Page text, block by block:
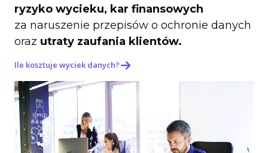
ryzyko wycieku, kar finansowych
za naruszenie przepisów o ochronie danych
oraz utraty zaufania klientów.
Ile kosztuje wyciek danych?